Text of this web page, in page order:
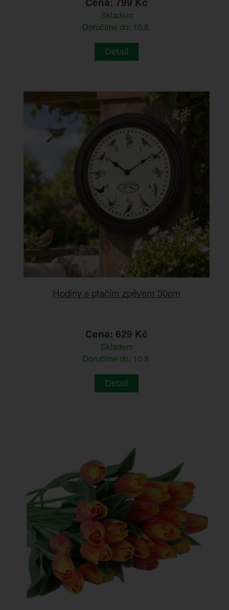
Skladem
Doručíme do: 10.8.
Detail
Hodiny s ptačím zpěvem 30cm
Cena: 629 Kč
Skladem
Doručíme do: 10.8.
Detail